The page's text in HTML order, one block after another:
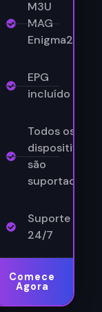
M3U
MAG
Enigma2
EPG
incluído
Todos os
dispositivos
são
suportados
Suporte
24/7
Comece
Agora